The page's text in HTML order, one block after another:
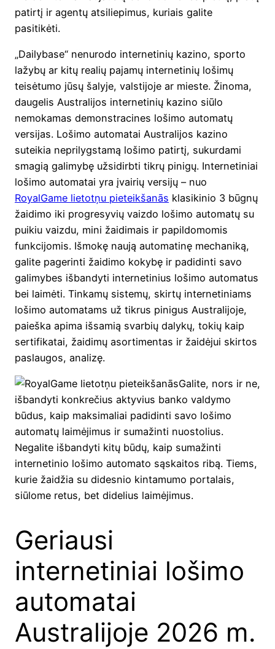
patirtį ir agentų atsiliepimus, kuriais galite
pasitikėti.
„Dailybase“ nenurodo internetinių kazino, sporto
lažybų ar kitų realių pajamų internetinių lošimų
teisėtumo jūsų šalyje, valstijoje ar mieste. Žinoma,
daugelis Australijos internetinių kazino siūlo
nemokamas demonstracines lošimo automatų
versijas. Lošimo automatai Australijos kazino
suteikia neprilygstamą lošimo patirtį, sukurdami
smagią galimybę užsidirbti tikrų pinigų. Internetiniai
lošimo automatai yra įvairių versijų – nuo ​​
RoyalGame lietotņu pieteikšanās klasikinio 3 būgnų
žaidimo iki progresyvių vaizdo lošimo automatų su
puikiu vaizdu, mini žaidimais ir papildomomis
funkcijomis. Išmokę naują automatinę mechaniką,
galite pagerinti žaidimo kokybę ir padidinti savo
galimybes išbandyti internetinius lošimo automatus
bei laimėti. Tinkamų sistemų, skirtų internetiniams
lošimo automatams už tikrus pinigus Australijoje,
paieška apima išsamią svarbių dalykų, tokių kaip
sertifikatai, žaidimų asortimentas ir žaidėjui skirtos
paslaugos, analizę.
Galite, nors ir ne,
išbandyti konkrečius aktyvius banko valdymo
būdus, kaip maksimaliai padidinti savo lošimo
automatų laimėjimus ir sumažinti nuostolius.
Negalite išbandyti kitų būdų, kaip sumažinti
internetinio lošimo automato sąskaitos ribą. Tiems,
kurie žaidžia su didesnio kintamumo portalais,
siūlome retus, bet didelius laimėjimus.
Geriausi
internetiniai lošimo
automatai
Australijoje 2026 m.